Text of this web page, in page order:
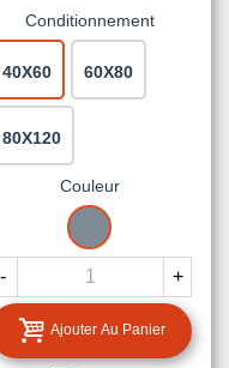
Conditionnement
40X60 60X80
80X120
Couleur
GRIS
- +
Ajouter Au Panier